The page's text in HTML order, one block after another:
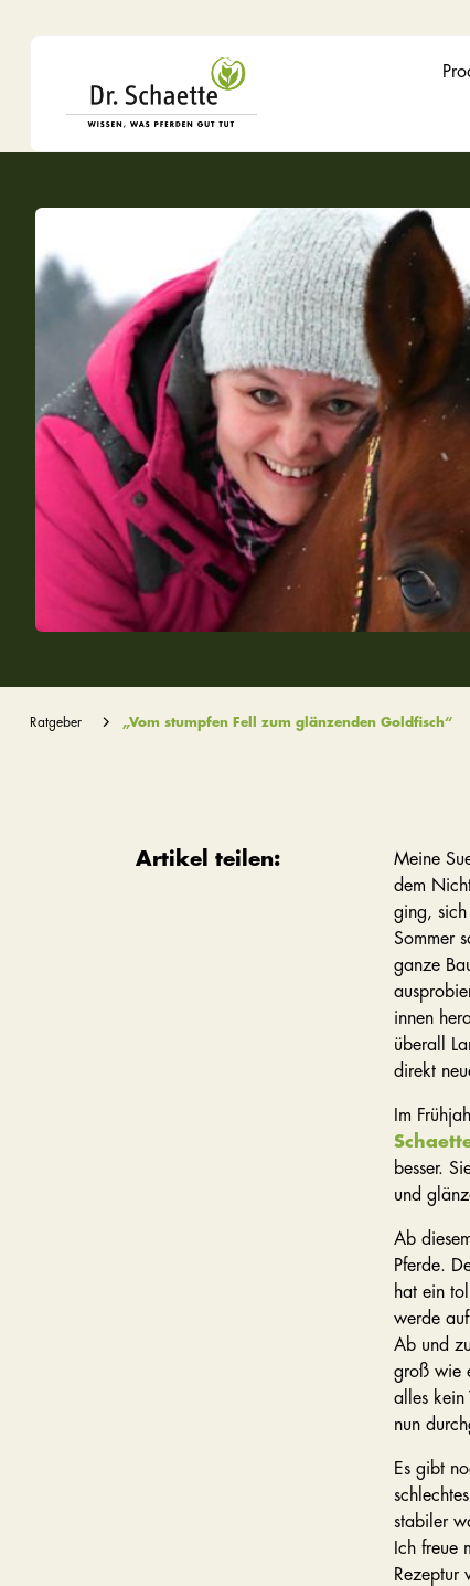
Ratgeber „Vom stumpfen Fell zum glänzenden Goldfisch“
Artikel teilen:
Meine
dem
ging, sich
Sommer
ganze
innen
überall
direkt
Im
besser.
und
Ab
Pferde.
hat ein
werde
Ab und
groß wie
alles kein
nun
Es gibt
stabiler
Ich freue
Rezeptur